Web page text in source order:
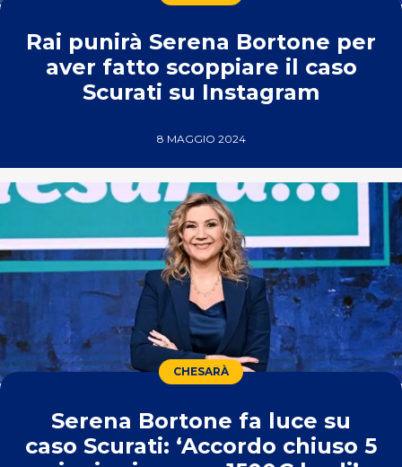
Rai punirà Serena Bortone per
aver fatto scoppiare il caso
Scurati su Instagram
8 MAGGIO 2024
CHESARÀ
Serena Bortone fa luce su
caso Scurati: ‘Accordo chiuso 5